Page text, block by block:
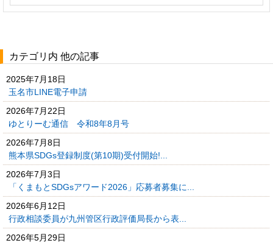
カテゴリ内 他の記事
2025年7月18日
玉名市LINE電子申請
2026年7月22日
ゆとりーむ通信 令和8年8月号
2026年7月8日
熊本県SDGs登録制度(第10期)受付開始!...
2026年7月3日
「くまもとSDGsアワード2026」応募者募集に...
2026年6月12日
行政相談委員が九州管区行政評価局長から表...
2026年5月29日